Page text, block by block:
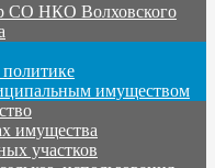
СО НКО Волховского
имуществом
имущества
участков